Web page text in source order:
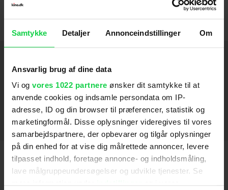
Samtykke Detaljer Annonceindstillinger Om
Ansvarlig brug af dine data
Vi og vores 1022 partnere ønsker dit samtykke til at
anvende cookies og indsamle persondata om IP-
adresse, ID og din browser til præferencer, statistik og
marketingformål. Disse oplysninger videregives til vores
samarbejdspartnere, der opbevarer og tilgår oplysninger
på din enhed for at vise dig målrettede annoncer, levere
tilpasset indhold, foretage annonce- og indholdsmåling,
lave målgruppeundersøgelser og udvikle tjenester. Se
filmkarriere, men spiller dog en mindre rolle i
’Horrible Bosses’.
Dungeons & Dragons: Honor Among Thieves
Game Night 2018
Fars sygt fede bilferie 2015